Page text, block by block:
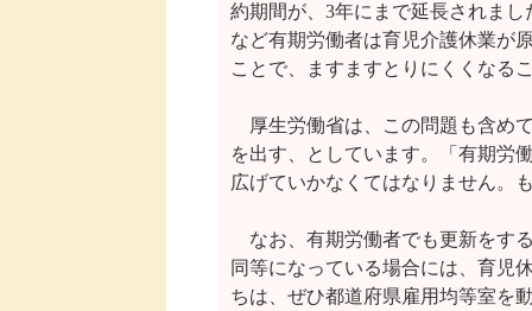
約期間が、3年にまで延長されま
など有期労働者は育児介護休業が
ことで、ますますとりにくくなる
厚生労働省は、この問題も含め
を出す、としています。「有期労
広げていかなくてはなりません。
なお、有期労働者でも更新をす
同等になっている場合には、育児
ちは、ぜひ都道府県雇用均等室を